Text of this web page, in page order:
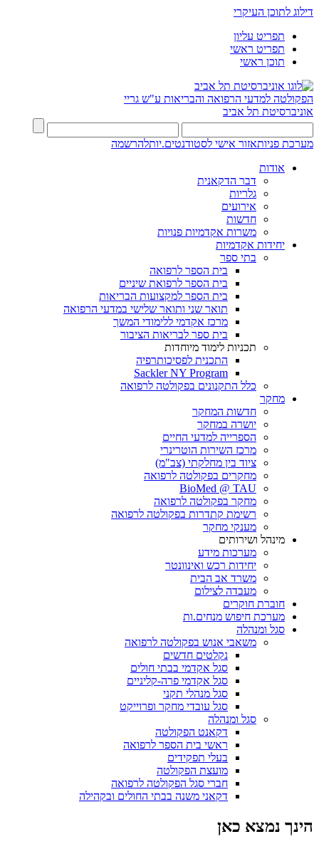
דילוג לתוכן העיקרי
תפריט עליון
תפריט ראשי
תוכן ראשי
הפקולטה למדעי הרפואה והבריאות ע"ש גריי
אוניברסיטת תל אביב
מערכת פניותאזור אישי לסטודנטים.יותלהרשמה
אודות
דבר הדקאנית
גלריות
אירועים
חדשות
משרות אקדמיות פנויות
יחידות אקדמיות
בתי ספר
בית הספר לרפואה
בית הספר לרפואת שיניים
בית הספר למקצועות הבריאות
תואר שני ותואר שלישי במדעי הרפואה
מרכז אקדמי ללימודי המשך
בית ספר לבריאות הציבור
תכניות לימוד מיוחדות
התכנית לפסיכותרפיה
Sackler NY Program
כלל התקנונים בפקולטה לרפואה
מחקר
חדשות המחקר
יושרה במחקר
הספרייה למדעי החיים
מרכז השירות הוטרינרי
ציוד בין מחלקתי (צב"מ)
מחקרים בפקולטה לרפואה
BioMed @ TAU
מחקר בפקולטה לרפואה
רשימת קתדרות בפקולטה לרפואה
מענקי מחקר
מינהל ושירותים
מערכות מידע
יחידות רכש ואינוונטר
משרד אב הבית
מעבדה לצילום
חוברת חוקרים
מערכת חיפוש מנחים.ות
סגל ומנהלה
משאבי אנוש בפקולטה לרפואה
נקלטים חדשים
סגל אקדמי בבתי חולים
סגל אקדמי פרה-קליניים
סגל מנהלי תקני
סגל עובדי מחקר ופרוייקט
סגל ומנהלה
דקאנט הפקולטה
ראשי בית הספר לרפואה
בעלי תפקידים
מועצת הפקולטה
חברי סגל הפקולטה לרפואה
דקאני משנה בבתי החולים ובקהילה
הינך נמצא כאן